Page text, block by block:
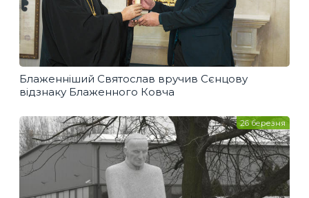
Блаженніший Святослав вручив Сєнцову
відзнаку Блаженного Ковча
26 березня